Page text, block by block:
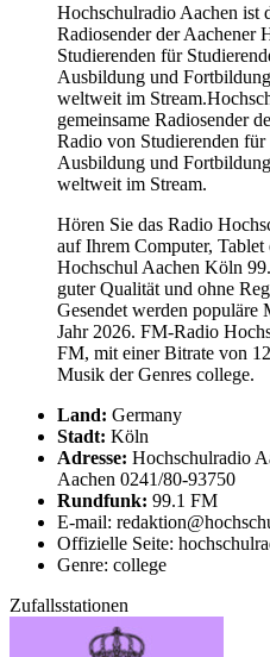
Hochschulradio Aachen ist
Radiosender der Aachener
Studierenden für
Ausbildung und
weltweit im
gemeinsame Radiosender
Radio von Studierenden
Ausbildung und
weltweit im Stream.
Hören Sie das Radio
auf Ihrem Computer,
Hochschul Aachen Köln
guter Qualität und ohne
Gesendet werden populäre
Jahr 2026. FM-Radio
FM, mit einer Bitrate von
Musik der Genres college.
Land: Germany
Stadt: Köln
Adresse: Hochschulradio
Aachen 0241/80-93750
Rundfunk: 99.1 FM
E-mail:
Offizielle Seite:
Genre: college
Zufallsstationen